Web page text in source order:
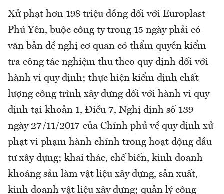
Xử phạt hơn 198 triệu đồng đối với Europlast
Phú Yên, buộc công ty trong 15 ngày phải có
văn bản đề nghị cơ quan có thẩm quyền kiểm
tra công tác nghiệm thu theo quy định đối với
hành vi quy định; thực hiện kiểm định chất
lượng công trình xây dựng đối với hành vi quy
định tại khoản 1, Điều 7, Nghị định số 139
ngày 27/11/2017 của Chính phủ về quy định xử
phạt vi phạm hành chính trong hoạt động đầu
tư xây dựng; khai thác, chế biến, kinh doanh
khoáng sản làm vật liệu xây dựng, sản xuất,
kinh doanh vật liệu xây dựng; quản lý công